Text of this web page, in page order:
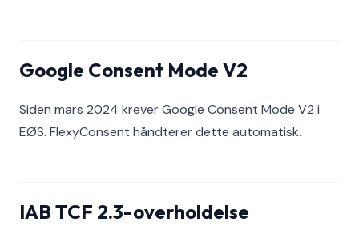
Google Consent Mode V2
Siden mars 2024 krever Google Consent Mode V2 i
EØS. FlexyConsent håndterer dette automatisk.
IAB TCF 2.3-overholdelse